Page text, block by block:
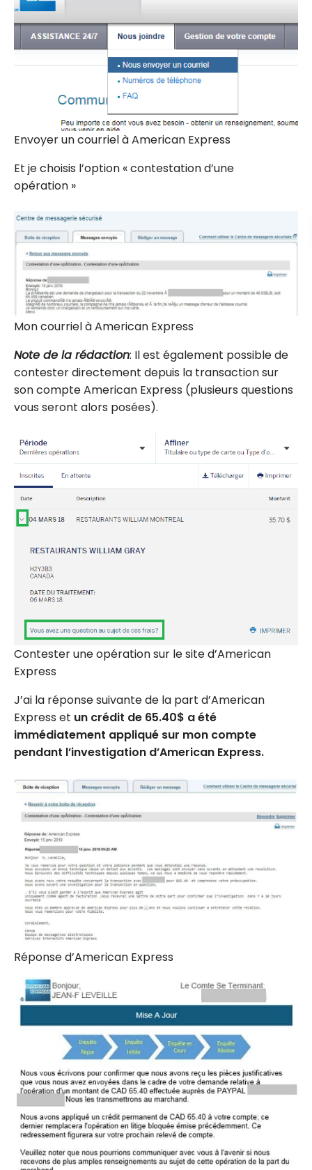
Envoyer un courriel à American Express
Et je choisis l’option « contestation d’une
opération »
Mon courriel à American Express
Note de la rédaction: Il est également possible de
contester directement depuis la transaction sur
son compte American Express (plusieurs questions
vous seront alors posées).
Contester une opération sur le site d’American
Express
J’ai la réponse suivante de la part d’American
Express et un crédit de 65.40$ a été
immédiatement appliqué sur mon compte
pendant l’investigation d’American Express.
Réponse d’American Express